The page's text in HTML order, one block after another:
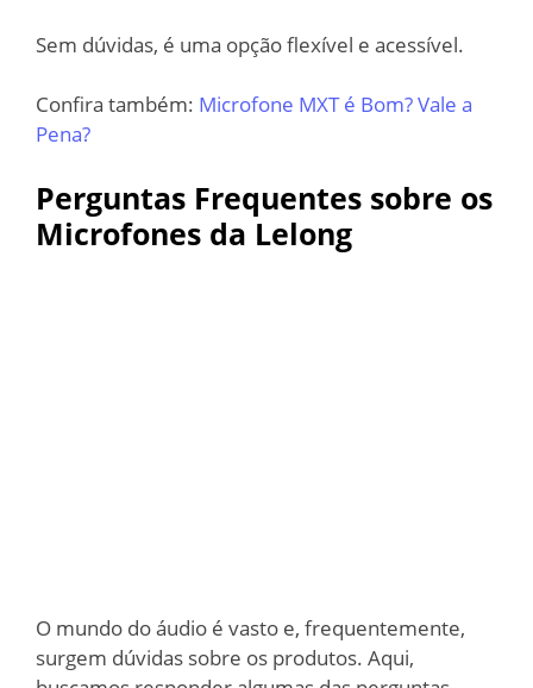
Sem dúvidas, é uma opção flexível e acessível.
Confira também: Microfone MXT é Bom? Vale a
Pena?
Perguntas Frequentes sobre os
Microfones da Lelong
O mundo do áudio é vasto e, frequentemente,
surgem dúvidas sobre os produtos. Aqui,